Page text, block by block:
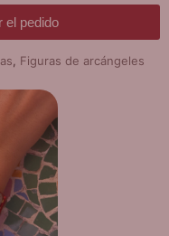
el pedido
Figuras de arcángeles